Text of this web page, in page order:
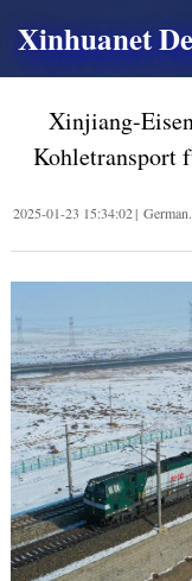
Xinhuanet
Xinjiang-
Kohletransport
2025-01-23 15:34:02|